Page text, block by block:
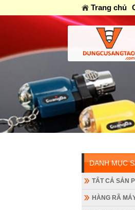
Trang chủ
DANH MỤC
TẤT CẢ SẢN
HÀNG RÃ